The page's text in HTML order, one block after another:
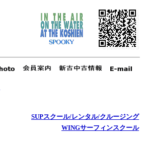
SUPスクール/レンタル/クルージング
WINGサーフィンスクール